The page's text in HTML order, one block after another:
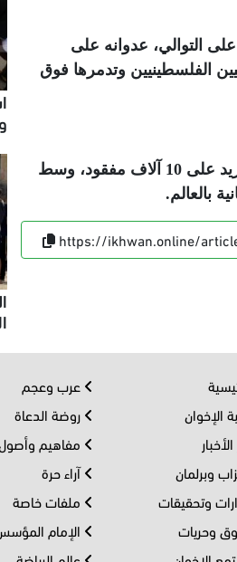
التوالي، عدوانه على
الفلسطينيين وتدمرها فوق
وخلّف العدوان نحو 145 ألف شهيد وجريح فلسطينيي، معظمهم أطفال ونساء، وما يزيد على 10 آلاف مفقود، وسط
بالعالم.
https://ikhwan.online/
الإخوان
وبرلمان
وتحقيقات
وحريات
عرب وعجم
روضة الدعاة
مفاهيم
آراء حرة
ملفات خاصة
الإمام